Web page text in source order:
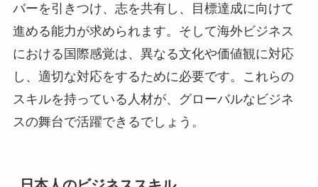
バーを引きつけ、志を共有し、目標達成に向けて
進める能力が求められます。そして海外ビジネス
における国際感覚は、異なる文化や価値観に対応
し、適切な対応をするために必要です。これらの
スキルを持っている人材が、グローバルなビジネ
スの舞台で活躍できるでしょう。